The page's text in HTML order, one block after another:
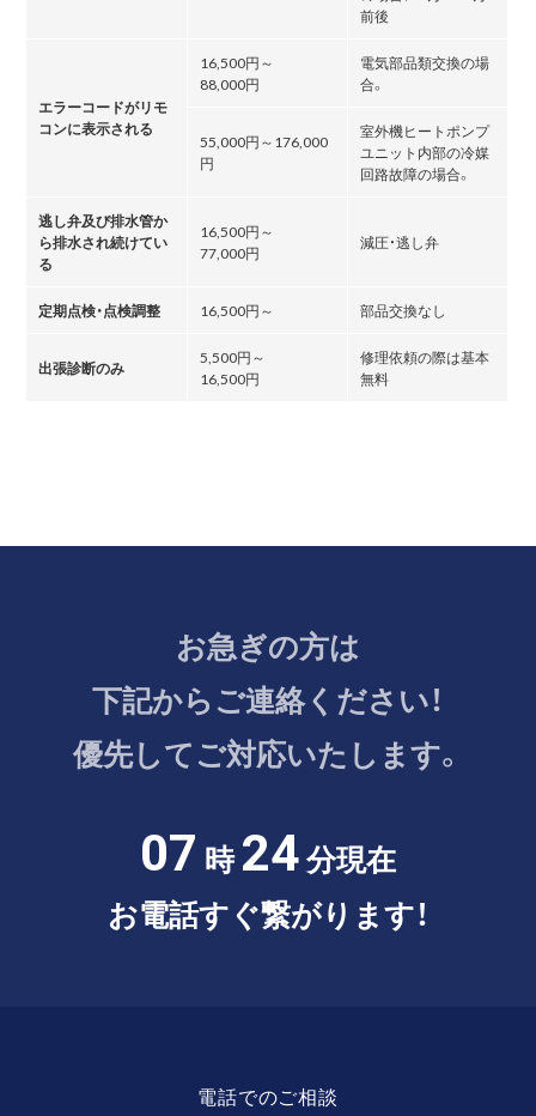
前後
エラーコードがリモ
コンに表示される
16,500円～
88,000円
電気部品類交換の場
合。
55,000円～176,000
円
室外機ヒートポンプ
ユニット内部の冷媒
回路故障の場合。
逃し弁及び排水管か
ら排水され続けてい
る
16,500円～
77,000円
減圧・逃し弁
定期点検・点検調整 16,500円～ 部品交換なし
出張診断のみ
5,500円～
16,500円
修理依頼の際は基本
無料
お急ぎの方は
下記からご連絡ください！
優先してご対応いたします。
07 時24分現在
お電話すぐ繋がります！
電話でのご相談